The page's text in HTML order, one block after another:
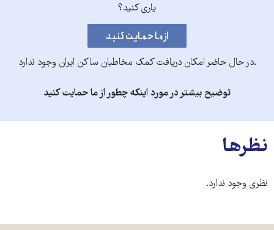
یاری کنید؟
.در حال حاضر امکان دریافت کمک مخاطبان ساکن ایران وجود ندارد
توضیح بیشتر در مورد اینکه چطور از ما حمایت کنید
نظرها
نظری وجود ندارد.